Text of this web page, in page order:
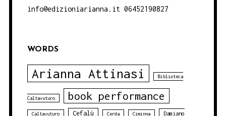
info@edizioniarianna.it 06452190827
WORDS
Arianna Attinasi Biblioteca
Caltavuturo book performance
Caltavuturo Cefalù Cerda Ciminna Damiano